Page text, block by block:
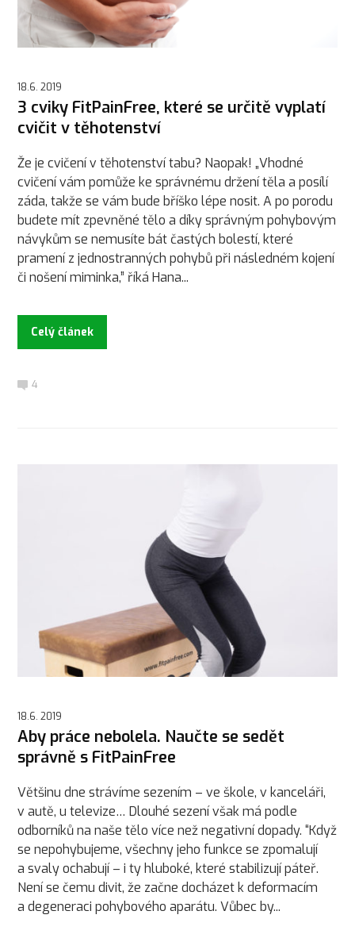
18.6. 2019
3 cviky FitPainFree, které se určitě vyplatí
cvičit v těhotenství
Že je cvičení v těhotenství tabu? Naopak! „Vhodné
cvičení vám pomůže ke správnému držení těla a posílí
záda, takže se vám bude bříško lépe nosit. A po porodu
budete mít zpevněné tělo a díky správným pohybovým
návykům se nemusíte bát častých bolestí, které
pramení z jednostranných pohybů při následném kojení
či nošení miminka,” říká Hana...
Celý článek
4
18.6. 2019
Aby práce nebolela. Naučte se sedět
správně s FitPainFree
Většinu dne strávíme sezením – ve škole, v kanceláři,
v autě, u televize… Dlouhé sezení však má podle
odborníků na naše tělo více než negativní dopady. “Když
se nepohybujeme, všechny jeho funkce se zpomalují
a svaly ochabují – i ty hluboké, které stabilizují páteř.
Není se čemu divit, že začne docházet k deformacím
a degeneraci pohybového aparátu. Vůbec by...